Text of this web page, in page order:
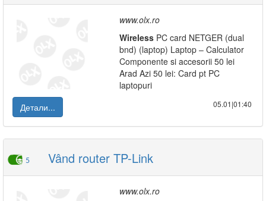
www.olx.ro
Wireless PC card NETGER (dual
bnd) (laptop) Laptop – Calculator
Componente si accesorii 50 lei
Arad Azi 50 lei: Card pt PC
laptopuri
Детали...
05.01|01:40
5 Vând router TP-Link
www.olx.ro